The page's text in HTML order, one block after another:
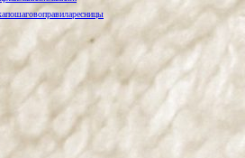
пошаговоправиларесницы